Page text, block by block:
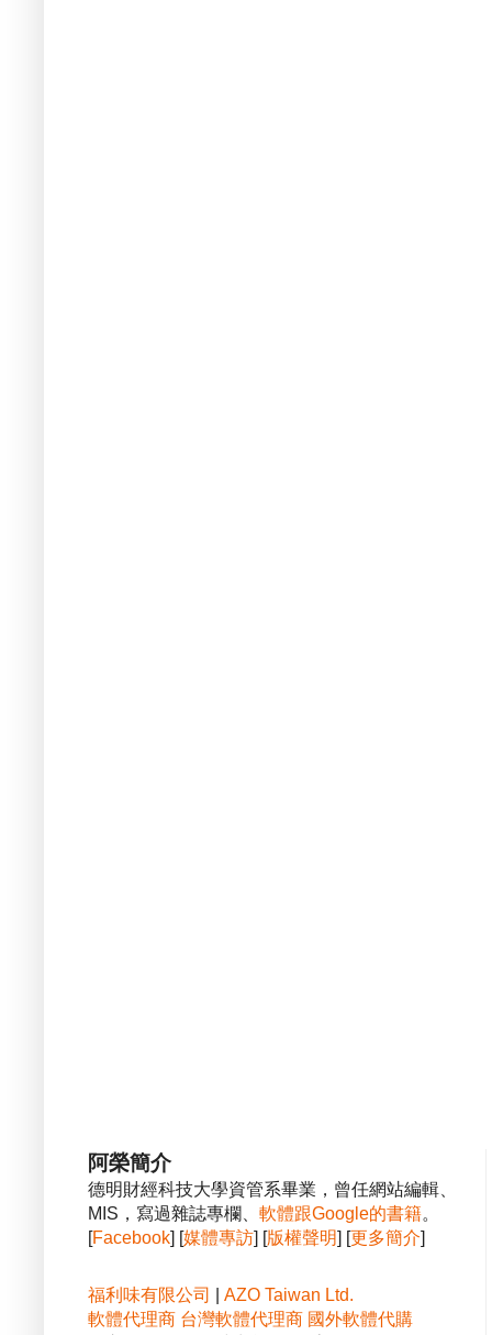
阿榮簡介
德明財經科技大學資管系畢業，曾任網站編輯、
MIS，寫過雜誌專欄、 軟體跟Google的書籍。
[Facebook] [媒體專訪] [版權聲明] [更多簡介]
福利味有限公司
AZO Taiwan Ltd.
軟體代理商 台灣軟體代理商 國外軟體代購